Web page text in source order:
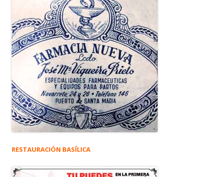
RESTAURACIÓN BASÍLICA